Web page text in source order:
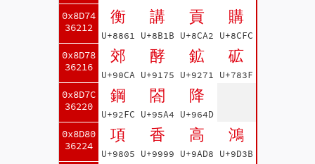
0x8D74
36212
0x8D78
36216
0x8D7C
36220
0x8D80
36224
衡
U+8861
講
U+8B1B
貢
U+8CA2
購
U+8CFC
郊
U+90CA
酵
U+9175
鉱
U+9271
砿
U+783F
鋼
U+92FC
閤
U+95A4
降
U+964D
項
U+9805
香
U+9999
高
U+9AD8
鴻
U+9D3B